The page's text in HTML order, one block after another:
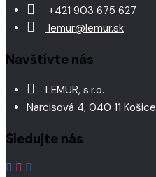
+421 903 675 627
lemur@lemur.sk
Navštívte nás
LEMUR, s.r.o.
Narcisová 4, 040 11 Košice
Sledujte nás